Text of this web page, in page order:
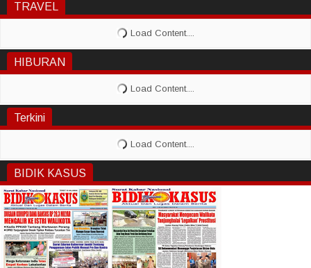
TRAVEL
HIBURAN
Terkini
BIDIK KASUS